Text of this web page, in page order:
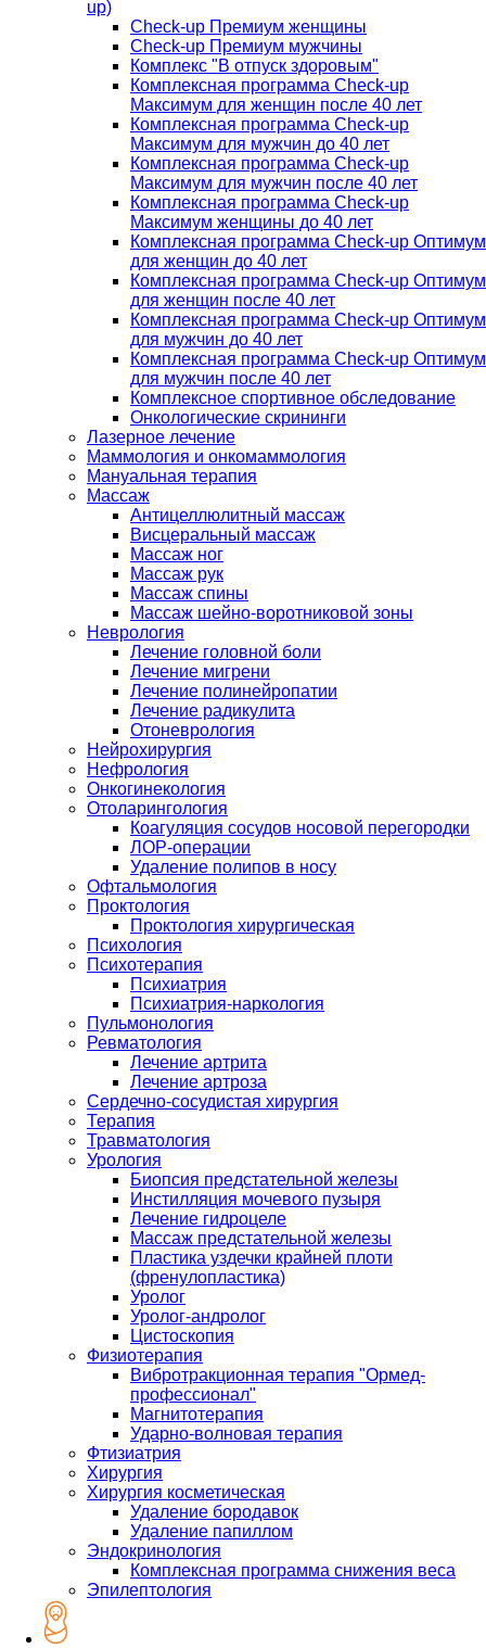
up)
Check-up Премиум женщины
Check-up Премиум мужчины
Комплекс "В отпуск здоровым"
Комплексная программа Check-up
Максимум для женщин после 40 лет
Комплексная программа Check-up
Максимум для мужчин до 40 лет
Комплексная программа Check-up
Максимум для мужчин после 40 лет
Комплексная программа Check-up
Максимум женщины до 40 лет
Комплексная программа Check-up Оптимум
для женщин до 40 лет
Комплексная программа Check-up Оптимум
для женщин после 40 лет
Комплексная программа Check-up Оптимум
для мужчин до 40 лет
Комплексная программа Check-up Оптимум
для мужчин после 40 лет
Комплексное спортивное обследование
Онкологические скрининги
Лазерное лечение
Маммология и онкомаммология
Мануальная терапия
Массаж
Антицеллюлитный массаж
Висцеральный массаж
Массаж ног
Массаж рук
Массаж спины
Массаж шейно-воротниковой зоны
Неврология
Лечение головной боли
Лечение мигрени
Лечение полинейропатии
Лечение радикулита
Отоневрология
Нейрохирургия
Нефрология
Онкогинекология
Отоларингология
Коагуляция сосудов носовой перегородки
ЛОР-операции
Удаление полипов в носу
Офтальмология
Проктология
Проктология хирургическая
Психология
Психотерапия
Психиатрия
Психиатрия-наркология
Пульмонология
Ревматология
Лечение артрита
Лечение артроза
Сердечно-сосудистая хирургия
Терапия
Травматология
Урология
Биопсия предстательной железы
Инстилляция мочевого пузыря
Лечение гидроцеле
Массаж предстательной железы
Пластика уздечки крайней плоти
(френулопластика)
Уролог
Уролог-андролог
Цистоскопия
Физиотерапия
Вибротракционная терапия "Ормед-
профессионал"
Магнитотерапия
Ударно-волновая терапия
Фтизиатрия
Хирургия
Хирургия косметическая
Удаление бородавок
Удаление папиллом
Эндокринология
Комплексная программа снижения веса
Эпилептология